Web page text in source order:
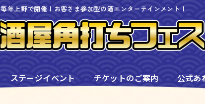
毎年上野で開催！お客さま参加型の酒エンターテインメント！
ステージイベント チケットのご案内 公式あ